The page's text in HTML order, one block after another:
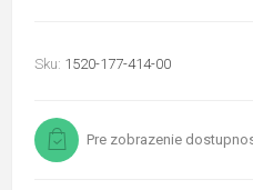
Sku: 1520-177-414-00
Pre zobrazenie